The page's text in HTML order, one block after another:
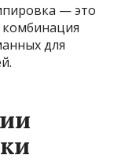
— это
для